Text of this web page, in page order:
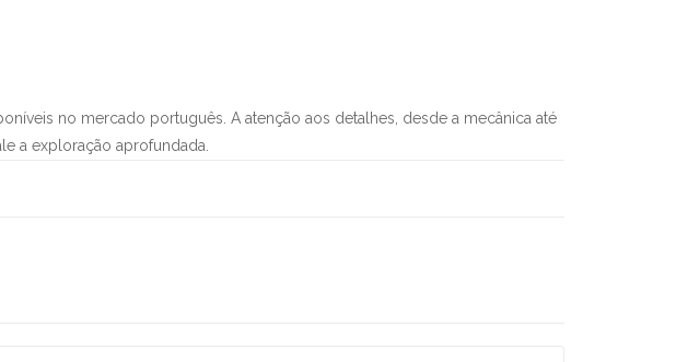
no mercado português. A atenção aos detalhes, desde a mecânica até
a exploração aprofundada.